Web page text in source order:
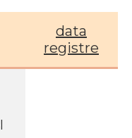
data
registre